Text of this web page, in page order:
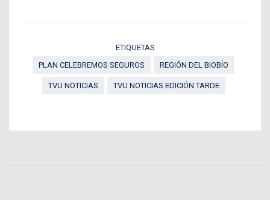
ETIQUETAS
PLAN CELEBREMOS SEGUROS
REGIÓN DEL BIOBÍO
TVU NOTICIAS TVU NOTICIAS EDICIÓN TARDE